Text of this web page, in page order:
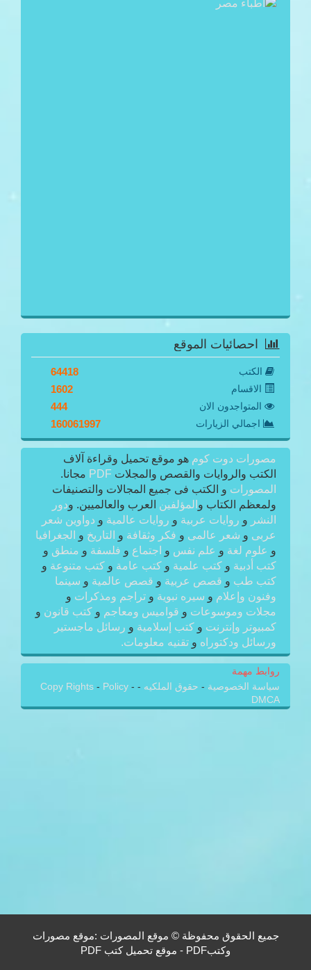
احصائيات الموقع
الكتب 64418
الاقسام 1602
المتواجدون الان 444
اجمالي الزيارات 160061997
مصورات دوت كوم هو موقع تحميل وقراءة آلاف
الكتب والروايات والقصص والمجلات PDF مجانا.
المصورات و الكتب فى جميع المجالات والتصنيفات
ولمعظم الكتاب و المؤلفين العرب والعالميين. ودور
النشر و روايات عربية و روايات عالمية و دواوين شعر
عربى و شعر عالمى و فكر وثقافة و التاريخ و الجغرافيا
و علوم لغة و علم نفس و اجتماع و فلسفة و منطق و
كتب أدبية و كتب علمية و كتب عامة و كتب متنوعة و
كتب طب و قصص عربية و قصص عالمية و سينما
وفنون وإعلام و سيره نبوية و تراجم ومذكرات و
مجلات وموسوعات و قواميس ومعاجم و كتب قانون و
كمبيوتر وإنترنت و كتب إسلامية و رسائل ماجستير
ورسائل ودكتوراه و تقنيه معلومات.
روابط مهمة
سياسة الخصوصية - حقوق الملكيه -
Copy Rights - Policy -
DMCA
جميع الحقوق محفوظة © موقع المصورات :موقع مصورات
وكتبPDF - موقع تحميل كتب PDF